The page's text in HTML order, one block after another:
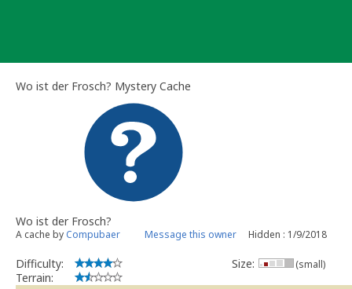
Wo ist der Frosch? Mystery Cache
Wo ist der Frosch?
A cache by Compubaer Message this owner Hidden : 1/9/2018
Difficulty:
Terrain:
Size: (small)